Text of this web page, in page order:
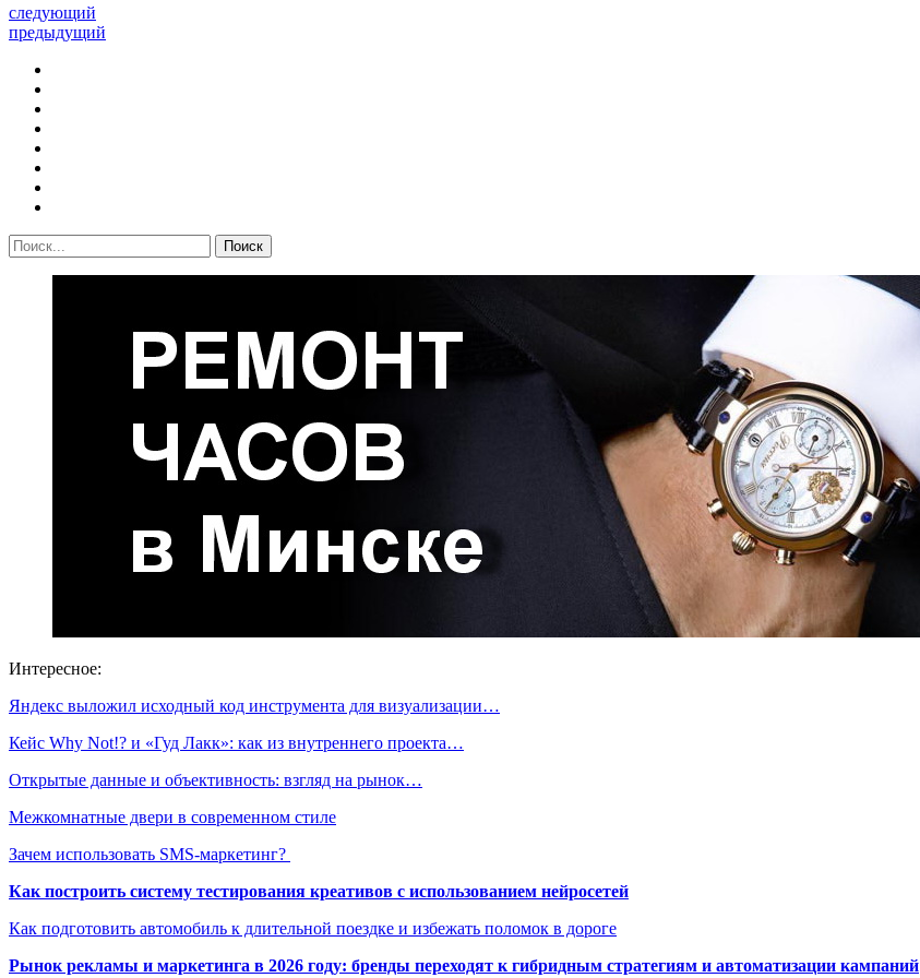
следующий
предыдущий
Интересное:
Яндекс выложил исходный код инструмента для визуализации…
Кейс Why Not!? и «Гуд Лакк»: как из внутреннего проекта…
Открытые данные и объективность: взгляд на рынок…
Межкомнатные двери в современном стиле
Зачем использовать SMS-маркетинг?
Как построить систему тестирования креативов с использованием нейросетей
Как подготовить автомобиль к длительной поездке и избежать поломок в дороге
Рынок рекламы и маркетинга в 2026 году: бренды переходят к гибридным стратегиям и автоматизации кампаний